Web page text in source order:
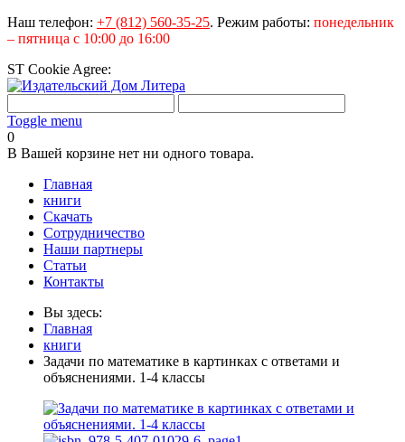
Наш телефон: +7 (812) 560-35-25. Режим работы: понедельник
– пятница с 10:00 до 16:00
ST Cookie Agree:
Toggle menu
0
В Вашей корзине нет ни одного товара.
Главная
книги
Скачать
Сотрудничество
Наши партнеры
Статьи
Контакты
Вы здесь:
Главная
книги
Задачи по математике в картинках с ответами и
объяснениями. 1-4 классы